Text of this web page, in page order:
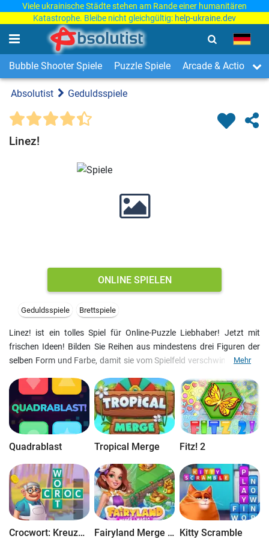
Viele ukrainische Städte stehen am Rande einer humanitären
Katastrophe. Bleibe nicht gleichgültig: help-ukraine.dev
Bubble Shooter Spiele Puzzle Spiele Arcade & Action
Absolutist Geduldsspiele
Linez!
ONLINE SPIELEN
Geduldsspiele Brettspiele
Linez! ist ein tolles Spiel für Online-Puzzle Liebhaber! Jetzt mit
frischen Ideen! Bilden Sie Reihen aus mindestens drei Figuren der
selben Form und Farbe, damit sie vom Spielfeld verschwinden. Eine
Trick ist aber, das Spielbrett weiß zu machen, indem Sie die Reihen
auf den entsprechend gefärbten Würfeln bersten lassen. Spielen Sie
es einfach - wir wissen, wonach Sie suchen!;)
Mehr
Quadrablast Tropical Merge Fitz! 2
Crocwort: Kreuzworträtsel Fairyland Merge & Magic Kitty Scramble